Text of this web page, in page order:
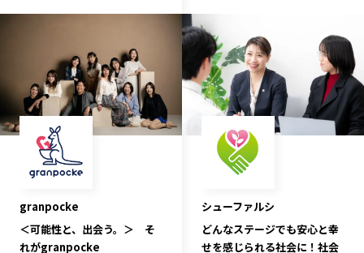
granpocke
＜可能性と、出会う。＞ そ
れがgranpocke
シューファルシ
どんなステージでも安心と幸
せを感じられる社会に！社会